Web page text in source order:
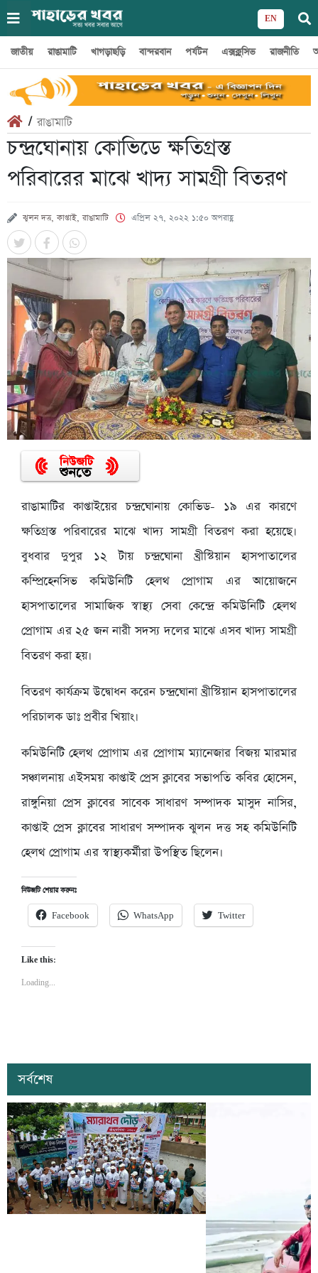
EN
জাতীয় রাঙামাটি খাগড়াছড়ি বান্দরবান পর্যটন এক্সক্লুসিভ রাজনীতি
/রাঙামাটি
চন্দ্রঘোনায় কোভিডে ক্ষতিগ্রস্ত
পরিবারের মাঝে খাদ্য সামগ্রী বিতরণ
ঝুলন দত্ত, কাপ্তাই, রাঙামাটি এপ্রিল ২৭, ২০২২ ১:৫০ অপরাহ্ণ
রাঙামাটির কাপ্তাইয়ের চন্দ্রঘোনায় কোভিড- ১৯ এর কারণে
ক্ষতিগ্রস্ত পরিবারের মাঝে খাদ্য সামগ্রী বিতরণ করা হয়েছে।
বুধবার দুপুর ১২ টায় চন্দ্রঘোনা খ্রীস্টিয়ান হাসপাতালের
কম্প্রিহেনসিভ কমিউনিটি হেলথ প্রোগাম এর আয়োজনে
হাসপাতালের সামাজিক স্বাস্থ্য সেবা কেন্দ্রে কমিউনিটি হেলথ
প্রোগাম এর ২৫ জন নারী সদস্য দলের মাঝে এসব খাদ্য সামগ্রী
বিতরণ করা হয়।
বিতরণ কার্যক্রম উদ্বোধন করেন চন্দ্রঘোনা খ্রীস্টিয়ান হাসপাতালের
পরিচালক ডাঃ প্রবীর খিয়াং।
কমিউনিটি হেলথ প্রোগাম এর প্রোগাম ম্যানেজার বিজয় মারমার
সঞ্চালনায় এইসময় কাপ্তাই প্রেস ক্লাবের সভাপতি কবির হোসেন,
রাঙ্গুনিয়া প্রেস ক্লাবের সাবেক সাধারণ সম্পাদক মাসুদ নাসির,
কাপ্তাই প্রেস ক্লাবের সাধারণ সম্পাদক ঝুলন দত্ত সহ কমিউনিটি
হেলথ প্রোগাম এর স্বাস্থ্যকর্মীরা উপস্থিত ছিলেন।
নিউজটি শেয়ার করুনঃ
Facebook WhatsApp Twitter
Like this:
Loading...
সর্বশেষ